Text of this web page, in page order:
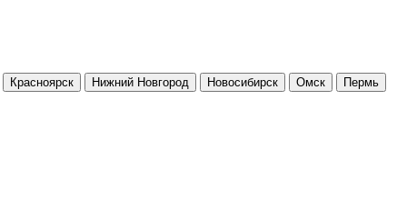
Красноярск Нижний Новгород Новосибирск Омск
Пермь